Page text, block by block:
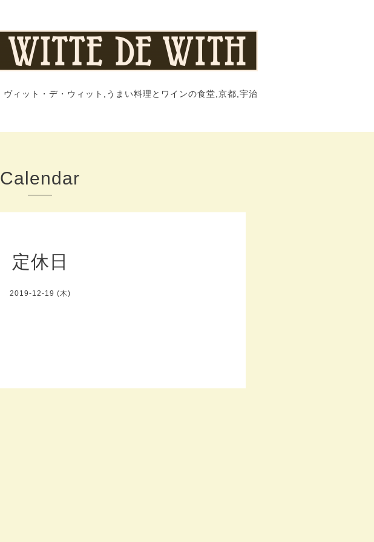
ヴィット・デ・ウィット,うまい料理とワインの食堂,京都,宇治
Calendar
定休日
2019-12-19 (木)